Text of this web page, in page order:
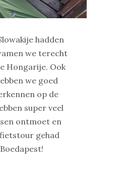
hadden
we terecht
Hongarije. Ook
we goed
op de
super veel
ontmoet en
gehad